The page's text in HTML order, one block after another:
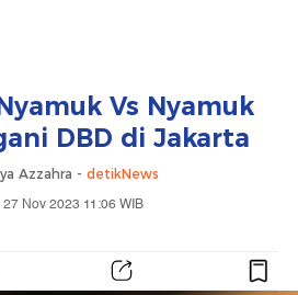
Vs Nyamuk
DBD di Jakarta
Azzahra - detikNews
Nov 2023 11:06 WIB